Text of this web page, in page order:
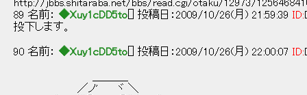
http://jbbs.shitaraba.net/bbs/read.cgi/otaku/12973/
89 名前： ◆Xuy1cDD5to [] 投稿日：2009/10/26(月) 21:59:39 ID:
投下します。
90 名前： ◆Xuy1cDD5to [] 投稿日：2009/10/26(月) 22:00:07 ID:
／ノ' ヾ ＼